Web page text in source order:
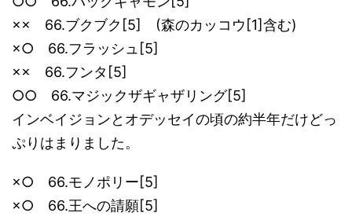
×× 66.ブクブク[5] (森のカッコウ[1]含む)
×○ 66.フラッシュ[5]
×× 66.フンタ[5]
○○ 66.マジックザギャザリング[5]
インベイジョンとオデッセイの頃の約半年だけどっ
ぷりはまりました。
×○ 66.モノポリー[5]
×○ 66.王への請願[5]